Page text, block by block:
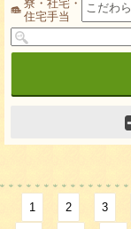
寮・社宅・
住宅手当
1 2 3